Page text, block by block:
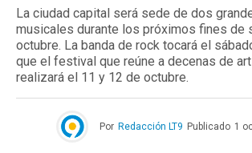
La ciudad capital será sede de dos
musicales durante los próximos fines de
octubre. La banda de rock tocará el
que el festival que reúne a decenas de
realizará el 11 y 12 de octubre.
Por Redacción LT9 Publicado 1